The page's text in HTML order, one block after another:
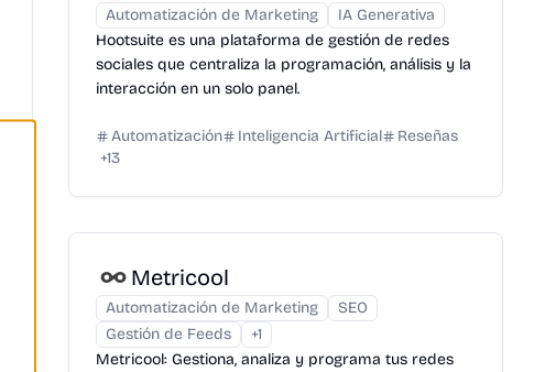
Automatización de Marketing
IA Generativa
Hootsuite es una plataforma de gestión de redes
sociales que centraliza la programación, análisis y la
interacción en un solo panel.
Automatización Inteligencia Artificial
Reseñas
+13
Metricool
Automatización de Marketing
SEO
Gestión de Feeds
+1
Metricool: Gestiona, analiza y programa tus redes